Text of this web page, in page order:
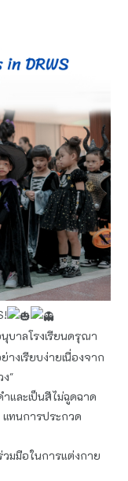
บาล​โรงเรียน​ดรุ​ณา​
งเรียบง่ายเนื่องจาก
ง"
และเป็นสีไม่ฉูดฉาด​
ทนการประกวด
มมือในการแต่งกาย